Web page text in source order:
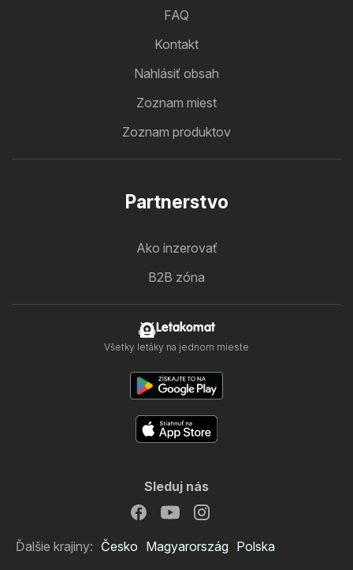
FAQ
Kontakt
Nahlásiť obsah
Zoznam miest
Zoznam produktov
Partnerstvo
Ako inzerovať
B2B zóna
Letakomat
Všetky letáky na jednom mieste
Sleduj nás
Ďalšie krajiny: Česko Magyarország Polska